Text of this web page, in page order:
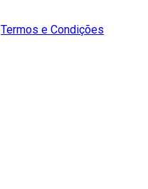
Termos e Condições